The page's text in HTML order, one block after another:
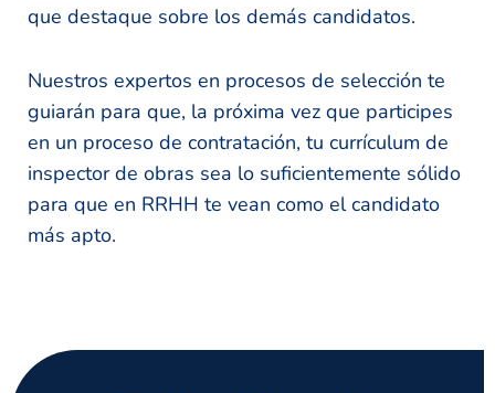
que destaque sobre los demás candidatos.
Nuestros expertos en procesos de selección te
guiarán para que, la próxima vez que participes
en un proceso de contratación, tu currículum de
inspector de obras sea lo suficientemente sólido
para que en RRHH te vean como el candidato
más apto.